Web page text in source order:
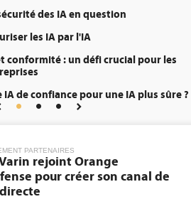
crucial pour les
une IA plus sûre ?
PARTENAIRES
rejoint Orange
pour créer son canal de